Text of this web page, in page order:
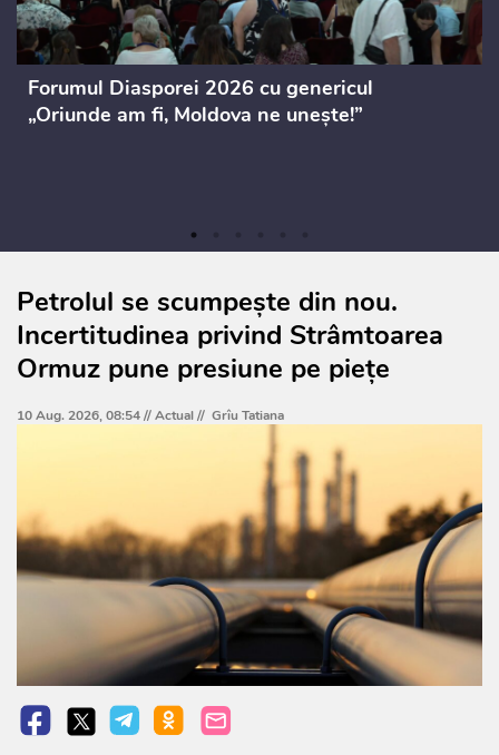
Forumul Diasporei 2026 cu genericul
„Oriunde am fi, Moldova ne unește!”
Petrolul se scumpește din nou.
Incertitudinea privind Strâmtoarea
Ormuz pune presiune pe piețe
10 Aug. 2026, 08:54 //Actual// Grîu Tatiana